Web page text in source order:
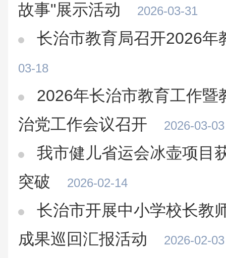
故事"展示活动
2026-03-31
长治市教育局召开2026年
03-18
2026年长治市教育工作暨
治党工作会议召开
2026-03-03
我市健儿省运会冰壶项目
突破
2026-02-14
长治市开展中小学校长教
成果巡回汇报活动
2026-02-03